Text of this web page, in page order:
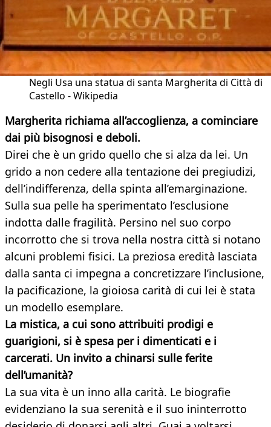
Negli Usa una statua di santa Margherita di Città di
Castello - Wikipedia
Margherita richiama all’accoglienza, a cominciare
dai più bisognosi e deboli.
Direi che è un grido quello che si alza da lei. Un
grido a non cedere alla tentazione dei pregiudizi,
dell’indifferenza, della spinta all’emarginazione.
Sulla sua pelle ha sperimentato l’esclusione
indotta dalle fragilità. Persino nel suo corpo
incorrotto che si trova nella nostra città si notano
alcuni problemi fisici. La preziosa eredità lasciata
dalla santa ci impegna a concretizzare l’inclusione,
la pacificazione, la gioiosa carità di cui lei è stata
un modello esemplare.
La mistica, a cui sono attribuiti prodigi e
guarigioni, si è spesa per i dimenticati e i
carcerati. Un invito a chinarsi sulle ferite
dell’umanità?
La sua vita è un inno alla carità. Le biografie
evidenziano la sua serenità e il suo ininterrotto